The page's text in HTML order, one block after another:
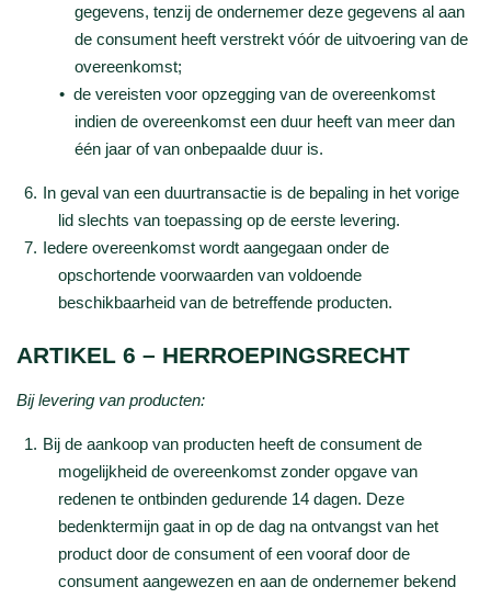
gegevens, tenzij de ondernemer deze gegevens al aan
de consument heeft verstrekt vóór de uitvoering van de
overeenkomst;
de vereisten voor opzegging van de overeenkomst
indien de overeenkomst een duur heeft van meer dan
één jaar of van onbepaalde duur is.
In geval van een duurtransactie is de bepaling in het vorige
lid slechts van toepassing op de eerste levering.
Iedere overeenkomst wordt aangegaan onder de
opschortende voorwaarden van voldoende
beschikbaarheid van de betreffende producten.
ARTIKEL 6 – HERROEPINGSRECHT
Bij levering van producten:
Bij de aankoop van producten heeft de consument de
mogelijkheid de overeenkomst zonder opgave van
redenen te ontbinden gedurende 14 dagen. Deze
bedenktermijn gaat in op de dag na ontvangst van het
product door de consument of een vooraf door de
consument aangewezen en aan de ondernemer bekend